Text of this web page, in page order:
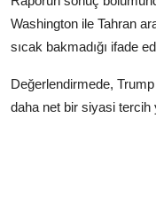
Washington ile Tahran
sıcak bakmadığı ifade
Değerlendirmede,
daha net bir siyasi tercih